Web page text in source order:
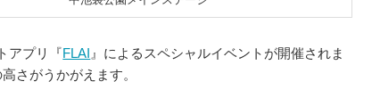
アプリ『FLAI 』によるスペシャルイベントが開催されま
さがうかがえます。